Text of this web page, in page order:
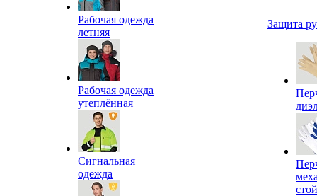
Рабочая одежда
летняя
Рабочая одежда
утеплённая
Сигнальная
одежда
Защита